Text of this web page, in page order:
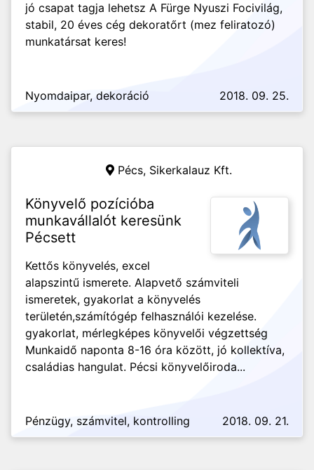
jó csapat tagja lehetsz A Fürge Nyuszi Focivilág,
stabil, 20 éves cég dekoratőrt (mez feliratozó)
munkatársat keres!
Nyomdaipar, dekoráció 2018. 09. 25.
Pécs, Sikerkalauz Kft.
Könyvelő pozícióba
munkavállalót keresünk
Pécsett
Kettős könyvelés, excel
alapszintű ismerete. Alapvető számviteli
ismeretek, gyakorlat a könyvelés
területén,számítógép felhasználói kezelése.
gyakorlat, mérlegképes könyvelői végzettség
Munkaidő naponta 8-16 óra között, jó kollektíva,
családias hangulat. Pécsi könyvelőiroda...
Pénzügy, számvitel, kontrolling 2018. 09. 21.